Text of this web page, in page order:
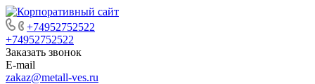
+74952752522
+74952752522
Заказать звонок
E-mail
zakaz@metall-ves.ru